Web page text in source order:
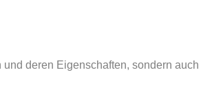
deren Eigenschaften, sondern